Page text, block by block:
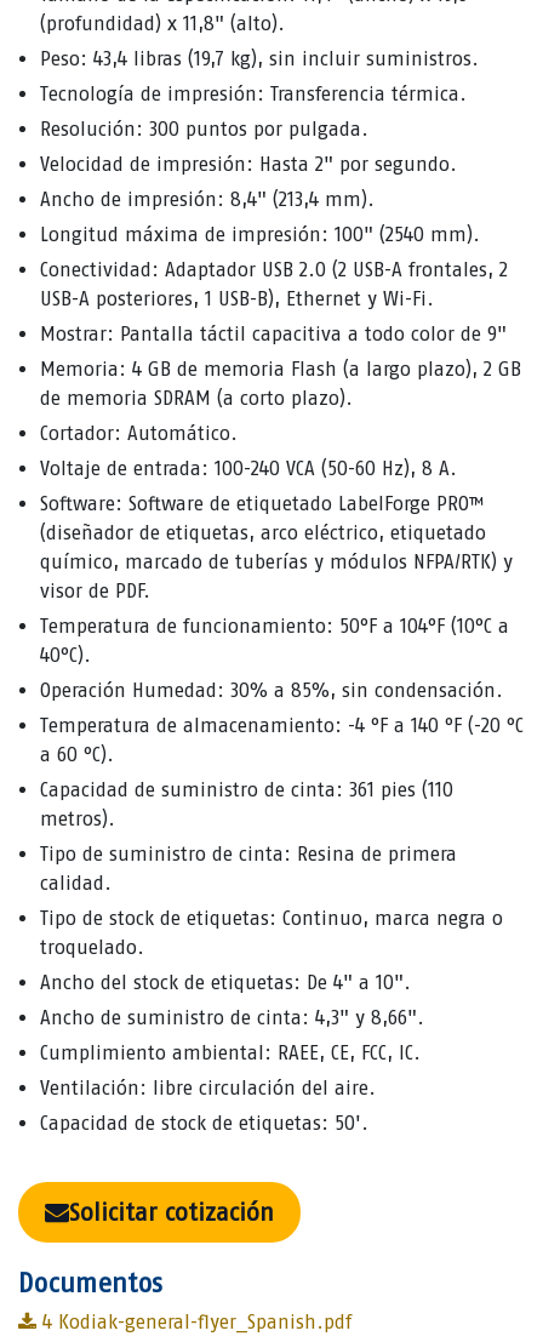
(profundidad) x 11,8" (alto).
Peso: 43,4 libras (19,7 kg), sin incluir suministros.
Tecnología de impresión: Transferencia térmica.
Resolución: 300 puntos por pulgada.
Velocidad de impresión: Hasta 2" por segundo.
Ancho de impresión: 8,4" (213,4 mm).
Longitud máxima de impresión: 100" (2540 mm).
Conectividad: Adaptador USB 2.0 (2 USB-A frontales, 2
USB-A posteriores, 1 USB-B), Ethernet y Wi-Fi.
Mostrar: Pantalla táctil capacitiva a todo color de 9"
Memoria: 4 GB de memoria Flash (a largo plazo), 2 GB
de memoria SDRAM (a corto plazo).
Cortador: Automático.
Voltaje de entrada: 100-240 VCA (50-60 Hz), 8 A.
Software: Software de etiquetado LabelForge PRO™
(diseñador de etiquetas, arco eléctrico, etiquetado
químico, marcado de tuberías y módulos NFPA/RTK) y
visor de PDF.
Temperatura de funcionamiento: 50°F a 104°F (10°C a
40°C).
Operación Humedad: 30% a 85%, sin condensación.
Temperatura de almacenamiento: -4 °F a 140 °F (-20 °C
a 60 °C).
Capacidad de suministro de cinta: 361 pies (110
metros).
Tipo de suministro de cinta: Resina de primera
calidad.
Tipo de stock de etiquetas: Continuo, marca negra o
troquelado.
Ancho del stock de etiquetas: De 4" a 10".
Ancho de suministro de cinta: 4,3" y 8,66".
Cumplimiento ambiental: RAEE, CE, FCC, IC.
Ventilación: libre circulación del aire.
Capacidad de stock de etiquetas: 50'.
Solicitar cotización
Documentos
4 Kodiak-general-flyer_Spanish.pdf